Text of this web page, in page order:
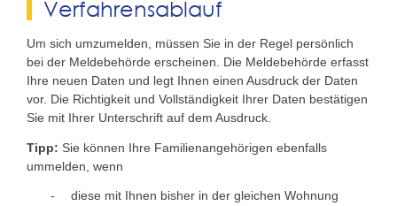
Verfahrensablauf
Um sich umzumelden, müssen Sie in der Regel persönlich
bei der Meldebehörde erscheinen. Die Meldebehörde erfasst
Ihre neuen Daten und legt Ihnen einen Ausdruck der Daten
vor. Die Richtigkeit und Vollständigkeit Ihrer Daten bestätigen
Sie mit Ihrer Unterschrift auf dem Ausdruck.
Tipp: Sie können Ihre Familienangehörigen ebenfalls
ummelden, wenn
diese mit Ihnen bisher in der gleichen Wohnung